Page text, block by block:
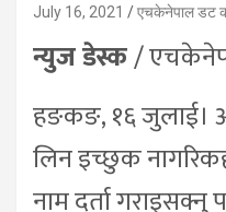
July 16, 2021 एचकेनेपाल डट
न्युज डेस्क/
हङकङ, १६ जुलाई।
लिन इच्छुक
नाम दर्ता गराइसक्नु